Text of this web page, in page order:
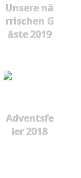
Unsere nä
rrischen G
äste 2019
Adventsfe
ier 2018